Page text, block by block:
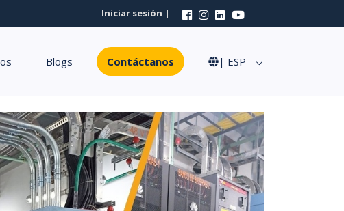
Iniciar sesión |
Blogs Contáctanos | ESP